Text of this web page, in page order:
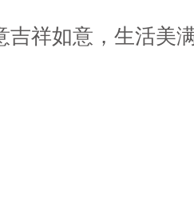
祥如意，生活美满